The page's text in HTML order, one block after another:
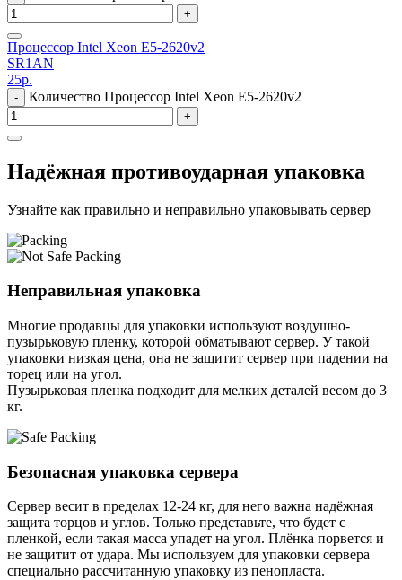
+
Процессор Intel Xeon E5-2620v2
SR1AN
25р.
- Количество Процессор Intel Xeon E5-2620v2
+
Надёжная противоударная упаковка
Узнайте как правильно и неправильно упаковывать сервер
Неправильная упаковка
Многие продавцы для упаковки используют воздушно-
пузырьковую пленку, которой обматывают сервер. У такой
упаковки низкая цена, она не защитит сервер при падении на
торец или на угол.
Пузырьковая пленка подходит для мелких деталей весом до 3
кг.
Безопасная упаковка сервера
Сервер весит в пределах 12-24 кг, для него важна надёжная
защита торцов и углов. Только представьте, что будет с
пленкой, если такая масса упадет на угол. Плёнка порвется и
не защитит от удара. Мы используем для упаковки сервера
специально расcчитанную упаковку из пенопласта.